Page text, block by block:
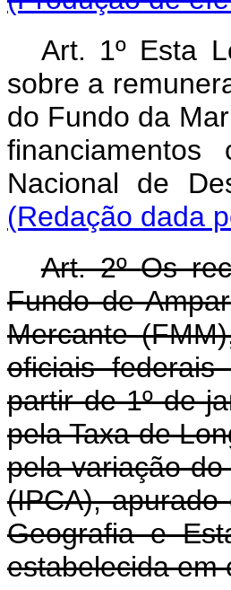
Art. 1º Esta
sobre a
do Fundo da
Nacional de
(Redação dada
Art. 2ºOs
Fundo de
Mercante
oficiais
partir de 1º de
pela Taxa de
pela variação
(IPCA),
Geografia e
estabelecida